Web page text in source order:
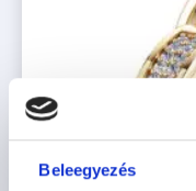
Beleegyezés